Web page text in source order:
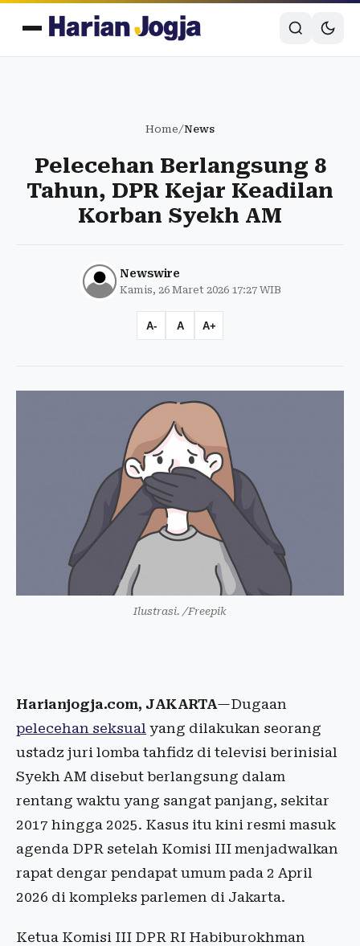
Home/News
Pelecehan Berlangsung 8
Tahun, DPR Kejar Keadilan
Korban Syekh AM
Newswire
Kamis, 26 Maret 2026 17:27 WIB
A- A A+
Ilustrasi. /Freepik
Harianjogja.com, JAKARTA—Dugaan
pelecehan seksual yang dilakukan seorang
ustadz juri lomba tahfidz di televisi berinisial
Syekh AM disebut berlangsung dalam
rentang waktu yang sangat panjang, sekitar
2017 hingga 2025. Kasus itu kini resmi masuk
agenda DPR setelah Komisi III menjadwalkan
rapat dengar pendapat umum pada 2 April
2026 di kompleks parlemen di Jakarta.
Ketua Komisi III DPR RI Habiburokhman